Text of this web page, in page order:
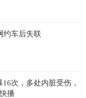
约车后失联
次，多处内脏受伤，
播